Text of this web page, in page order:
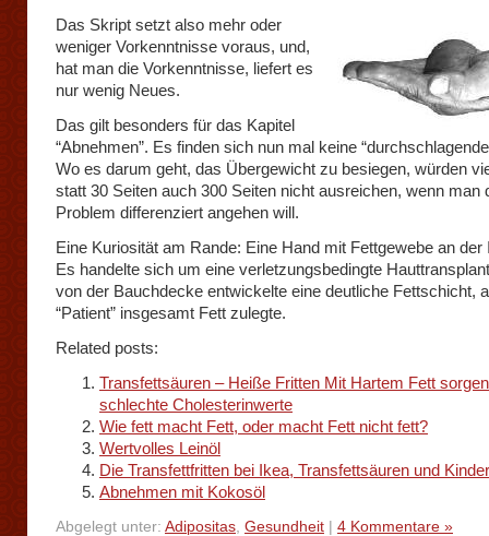
Das Skript setzt also mehr oder
weniger Vorkenntnisse voraus, und,
hat man die Vorkenntnisse, liefert es
nur wenig Neues.
Das gilt besonders für das Kapitel
“Abnehmen”. Es finden sich nun mal keine
Wo es darum geht, das Übergewicht zu besiegen, würden
statt 30 Seiten auch 300 Seiten nicht ausreichen, wenn man
Problem differenziert angehen will.
Eine Kuriosität am Rande: Eine Hand mit Fettgewebe an der
Es handelte sich um eine verletzungsbedingte
von der Bauchdecke entwickelte eine deutliche Fettschicht,
“Patient” insgesamt Fett zulegte.
Related posts:
Transfettsäuren – Heiße Fritten Mit Hartem Fett
schlechte Cholesterinwerte
Wie fett macht Fett, oder macht Fett nicht fett?
Wertvolles Leinöl
Die Transfettfritten bei Ikea, Transfettsäuren und
Abnehmen mit Kokosöl
Abgelegt unter: Adipositas, Gesundheit 4 Kommentare »